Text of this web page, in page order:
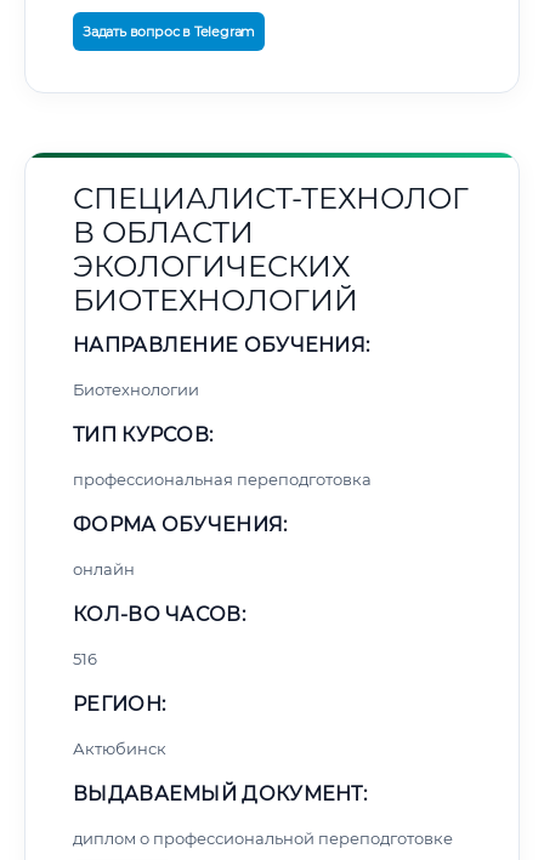
Задать вопрос в Telegram
СПЕЦИАЛИСТ-ТЕХНОЛОГ
В ОБЛАСТИ
ЭКОЛОГИЧЕСКИХ
БИОТЕХНОЛОГИЙ
НАПРАВЛЕНИЕ ОБУЧЕНИЯ:
Биотехнологии
ТИП КУРСОВ:
профессиональная переподготовка
ФОРМА ОБУЧЕНИЯ:
онлайн
КОЛ-ВО ЧАСОВ:
516
РЕГИОН:
Актюбинск
ВЫДАВАЕМЫЙ ДОКУМЕНТ:
диплом о профессиональной переподготовке